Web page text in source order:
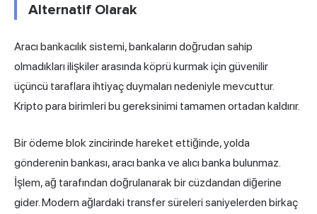
Alternatif Olarak
Aracı bankacılık sistemi, bankaların doğrudan sahip
olmadıkları ilişkiler arasında köprü kurmak için güvenilir
üçüncü taraflara ihtiyaç duymaları nedeniyle mevcuttur.
Kripto para birimleri bu gereksinimi tamamen ortadan kaldırır.
Bir ödeme blok zincirinde hareket ettiğinde, yolda
gönderenin bankası, aracı banka ve alıcı banka bulunmaz.
İşlem, ağ tarafından doğrulanarak bir cüzdandan diğerine
gider. Modern ağlardaki transfer süreleri saniyelerden birkaç